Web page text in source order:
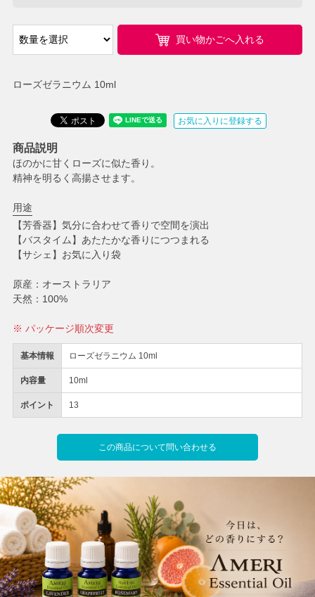
ローズゼラニウム 10ml
基本情報 ローズゼラニウム 10ml
内容量 10ml
ポイント 13
買い物かごへ入れる
お気に入りに登録する
この商品について問い合わせる
商品説明
ほのかに甘くローズに似た香り。
精神を明るく高揚させます。
用途
【芳香器】気分に合わせて香りで空間を演出
【バスタイム】あたたかな香りにつつまれる
【サシェ】お気に入り袋
原産：オーストラリア
天然：100%
※ パッケージ順次変更